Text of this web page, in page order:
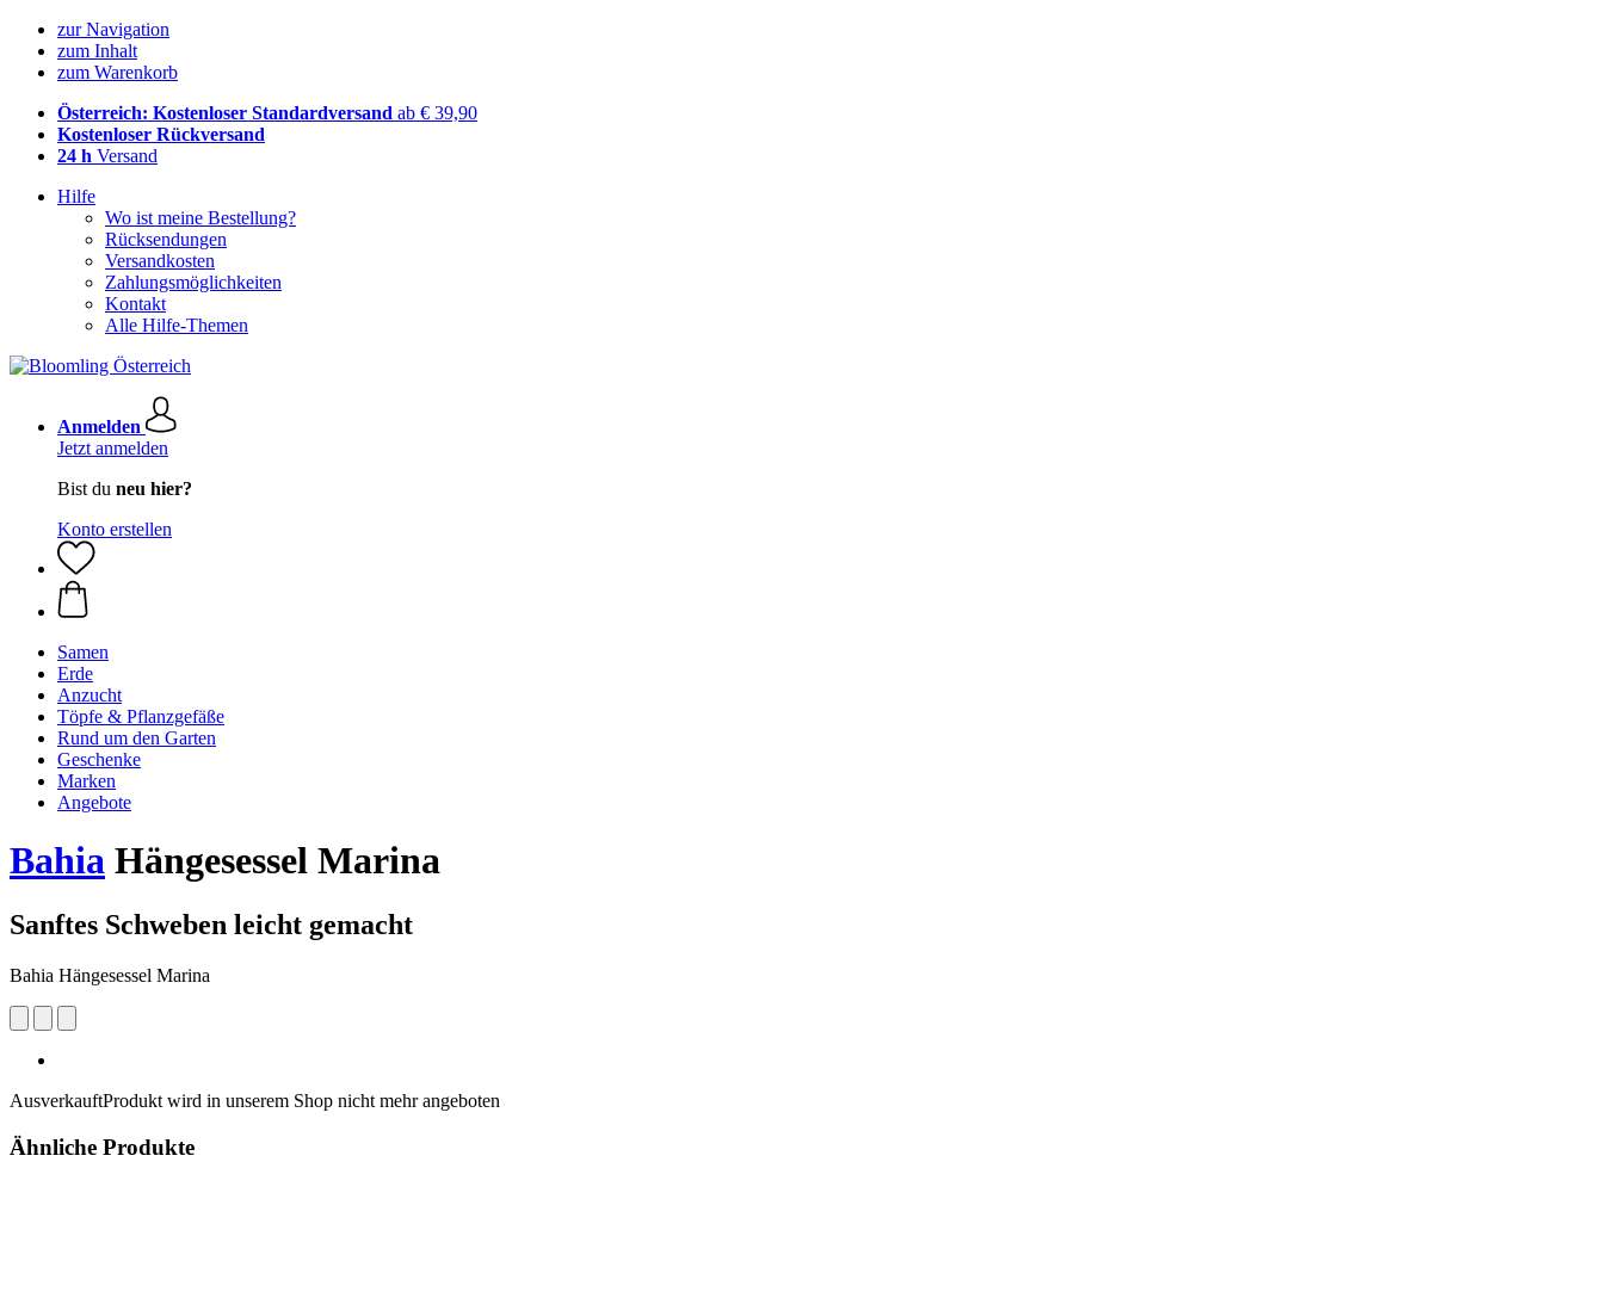
zur Navigation
zum Inhalt
zum Warenkorb
Österreich: Kostenloser Standardversand ab € 39,90
Kostenloser Rückversand
24 h Versand
Hilfe
Wo ist meine Bestellung?
Rücksendungen
Versandkosten
Zahlungsmöglichkeiten
Kontakt
Alle Hilfe-Themen
Anmelden
Jetzt anmelden
Bist du neu hier?
Konto erstellen
Samen
Erde
Anzucht
Töpfe & Pflanzgefäße
Rund um den Garten
Geschenke
Marken
Angebote
Bahia Hängesessel Marina
Sanftes Schweben leicht gemacht
Bahia Hängesessel Marina
AusverkauftProdukt wird in unserem Shop nicht mehr angeboten
Ähnliche Produkte